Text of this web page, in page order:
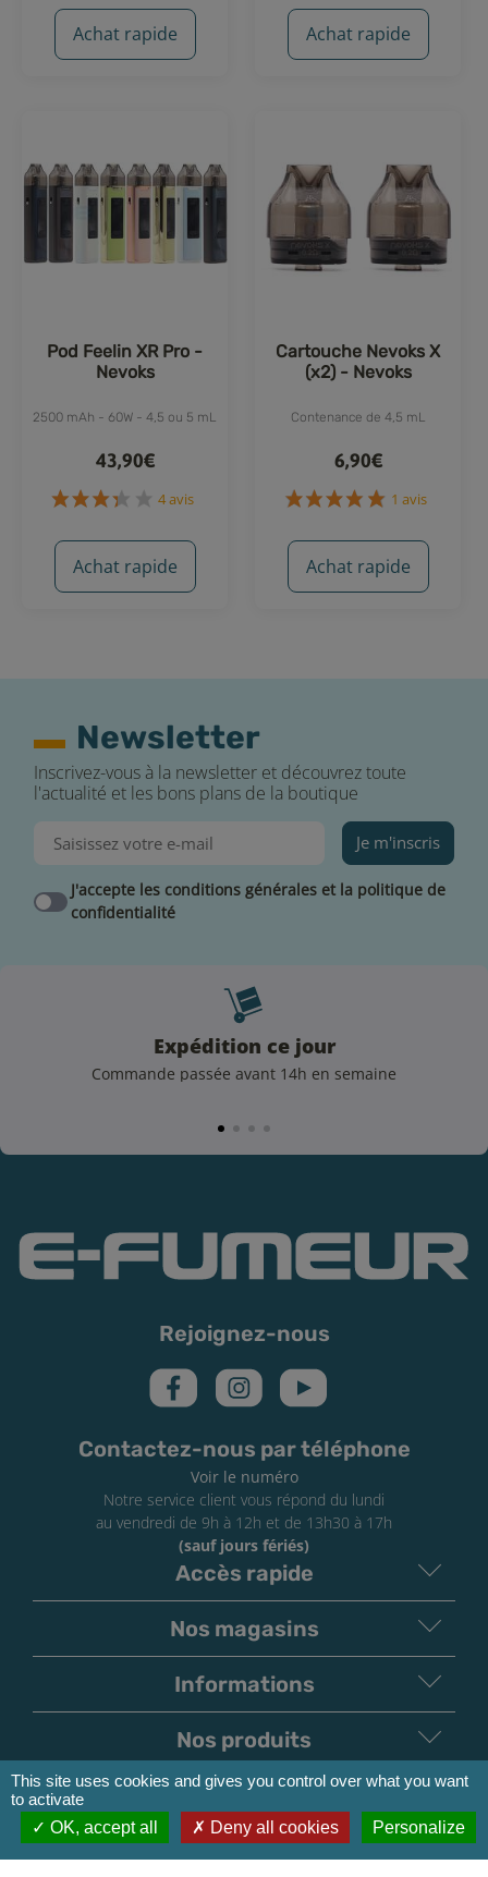
18 avis
Achat rapide
9 avis
Achat rapide
Pod Feelin XR Pro -
Nevoks
2500 mAh - 60W - 4,5 ou 5 mL
43,90€
4 avis
Achat rapide
Cartouche Nevoks X
(x2) - Nevoks
Contenance de 4,5 mL
6,90€
Achat rapide
Newsletter
Inscrivez-vous à la newsletter et découvrez toute
l'actualité et les bons plans de la boutique
Je m'inscris
J'accepte les conditions générales et la politique de
confidentialité
Expédition ce jour
Commande passée avant 14h en semaine
Rejoignez-nous
Contactez-nous par téléphone
Voir le numéro
Notre service client vous répond du lundi
au vendredi de 9h à 12h et de 13h30 à 17h
(sauf jours fériés)
Accès rapide
Nos magasins
Informations
Nos produits
Moyens de paiement
Virement Paiement
Nos transporteurs
This site uses cookies and gives you control over what you want
to activate
OK, accept all
Deny all cookies Personalize